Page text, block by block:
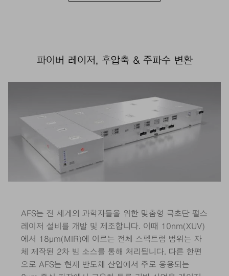
파이버 레이저, 후압축 & 주파수 변환
AFS는 전 세계의 과학자들을 위한 맞춤형 극초단 펄스
레이저 설비를 개발 및 제조합니다. 이때 10nm(XUV)
에서 18μm(MIR)에 이르는 전체 스펙트럼 범위는 자
체 제작된 2차 빔 소스를 통해 처리됩니다. 다른 한편
으로 AFS는 현재 반도체 산업에서 주로 응용되는